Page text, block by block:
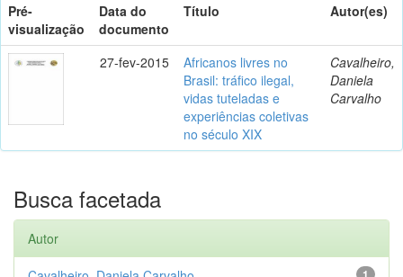
Pré-
visualização
Data do
documento
Título Autor(es)
27-fev-2015
Africanos livres no
Brasil: tráfico ilegal,
vidas tuteladas e
experiências coletivas
no século XIX
Cavalheiro,
Daniela
Carvalho
Busca facetada
Autor